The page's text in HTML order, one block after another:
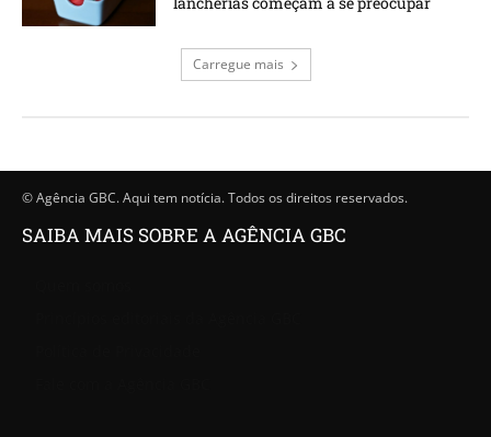
Carregue mais
© Agência GBC. Aqui tem notícia. Todos os direitos reservados.
SAIBA MAIS SOBRE A AGÊNCIA GBC